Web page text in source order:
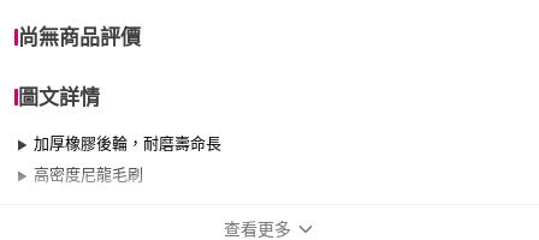
尚無商品評價
圖文詳情
加厚橡膠後輪，耐磨壽命長
高密度尼龍毛刷
查看更多